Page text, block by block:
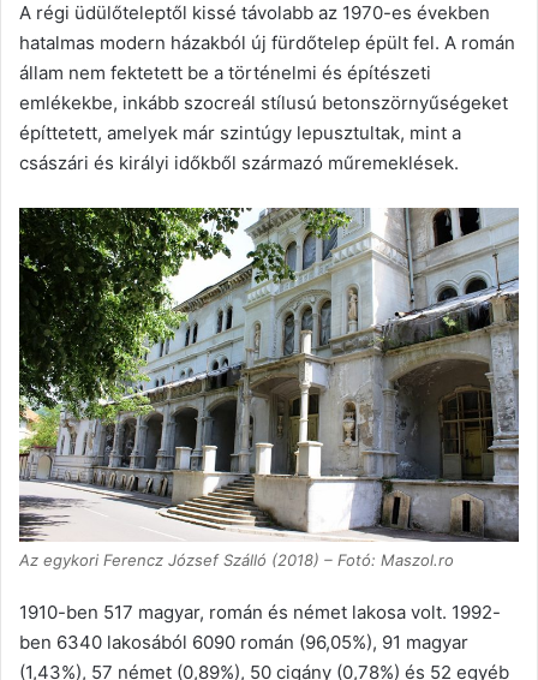
A régi üdülőteleptől kissé távolabb az 1970-es években
hatalmas modern házakból új fürdőtelep épült fel. A román
állam nem fektetett be a történelmi és építészeti
emlékekbe, inkább szocreál stílusú betonszörnyűségeket
építtetett, amelyek már szintúgy lepusztultak, mint a
császári és királyi időkből származó műremeklések.
Az egykori Ferencz József Szálló (2018) – Fotó: Maszol.ro
1910-ben 517 magyar, román és német lakosa volt. 1992-
ben 6340 lakosából 6090 román (96,05%), 91 magyar
(1,43%), 57 német (0,89%), 50 cigány (0,78%) és 52 egyéb